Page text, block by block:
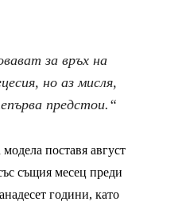
за връх на
но аз мисля,
предстои.“
поставя август
същия месец преди
години, като